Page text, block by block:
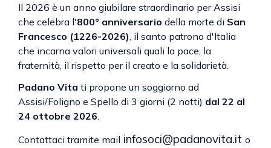
Il 2026 è un anno giubilare straordinario per Assisi
che celebra l'800° anniversario della morte di San
Francesco (1226-2026), il santo patrono d'Italia
che incarna valori universali quali la pace, la
fraternità, il rispetto per il creato e la solidarietà.
Padano Vita ti propone un soggiorno ad
Assisi/Foligno e Spello di 3 giorni (2 notti) dal 22 al
24 ottobre 2026.
Contattaci tramite mail infosoci@padanovita.it o